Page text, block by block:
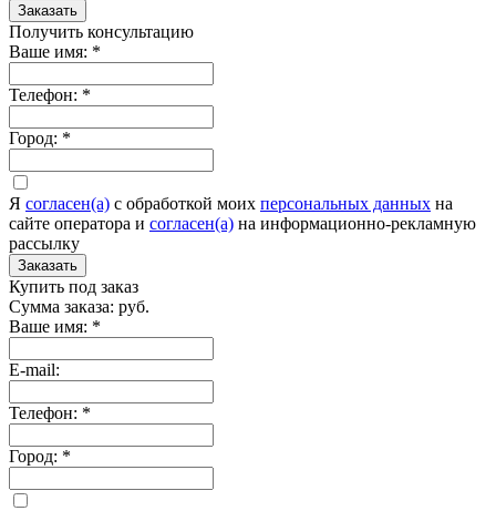
Заказать
Получить консультацию
Ваше имя: *
Телефон: *
Город: *
Я согласен(а) c обработкой моих персональных данных на
сайте оператора и согласен(а) на информационно-рекламную
рассылку
Заказать
Купить под заказ
Сумма заказа: руб.
Ваше имя: *
E-mail:
Телефон: *
Город: *